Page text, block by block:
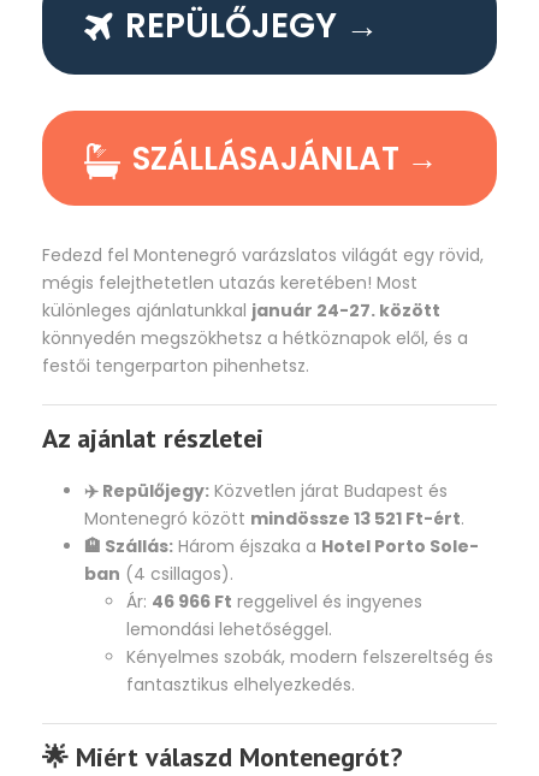
REPÜLŐJEGY →
SZÁLLÁSAJÁNLAT →
Fedezd fel Montenegró varázslatos világát egy rövid,
mégis felejthetetlen utazás keretében! Most
különleges ajánlatunkkal január 24-27. között
könnyedén megszökhetsz a hétköznapok elől, és a
festői tengerparton pihenhetsz.
Az ajánlat részletei
✈️ Repülőjegy: Közvetlen járat Budapest és
Montenegró között mindössze 13 521 Ft-ért.
🏨 Szállás: Három éjszaka a Hotel Porto Sole-
ban (4 csillagos).
Ár: 46 966 Ft reggelivel és ingyenes
lemondási lehetőséggel.
Kényelmes szobák, modern felszereltség és
fantasztikus elhelyezkedés.
🌟 Miért válaszd Montenegrót?